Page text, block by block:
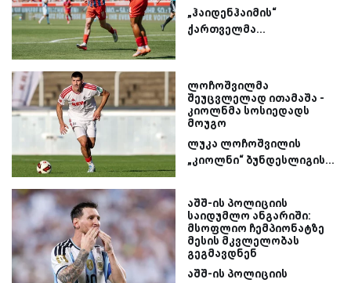
„ჰაიდენჰაიმის“
ქართველმა...
ლოჩოშვილმა
შეუცვლელად ითამაშა -
კიოლნმა სოსიედადს
მოუგო
ლუკა ლოჩოშვილის
„კიოლნი“ ბუნდესლიგის...
აშშ-ის პოლიციის
საიდუმლო ანგარიში:
მსოფლიო ჩემპიონატზე
მესის მკვლელობას
გეგმავდნენ
აშშ-ის პოლიციის